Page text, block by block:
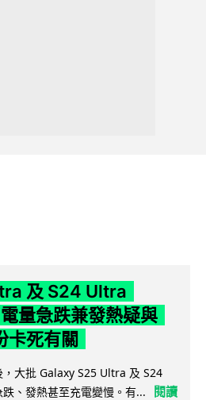
及 S24 Ultra
量急跌兼發熱疑與
死有關
大批 Galaxy S25 Ultra 及 S24
、發熱甚至充電變慢。有...
閱讀